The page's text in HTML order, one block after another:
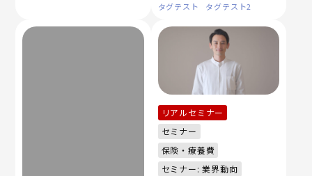
タグテスト タグテスト2
リアルセミナー
セミナー
保険・療養費
セミナー: 業界動向